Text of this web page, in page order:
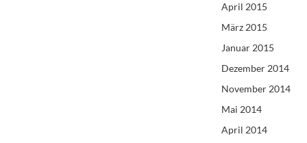
April 2015
März 2015
Januar 2015
Dezember 2014
November 2014
Mai 2014
April 2014